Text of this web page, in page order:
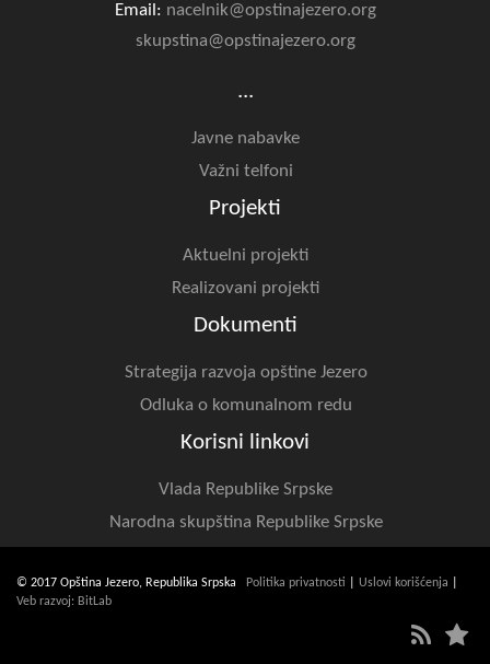
Email: nacelnik@opstinajezero.org
skupstina@opstinajezero.org
...
Javne nabavke
Važni telfoni
Projekti
Aktuelni projekti
Realizovani projekti
Dokumenti
Strategija razvoja opštine Jezero
Odluka o komunalnom redu
Korisni linkovi
Vlada Republike Srpske
Narodna skupština Republike Srpske
© 2017 Opština Jezero, Republika Srpska Politika privatnosti Uslovi korišćenja
Veb razvoj: BitLab